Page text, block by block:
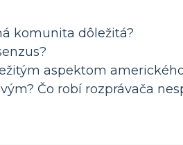
komunita dôležitá?
aspektom
Čo robí rozprávača